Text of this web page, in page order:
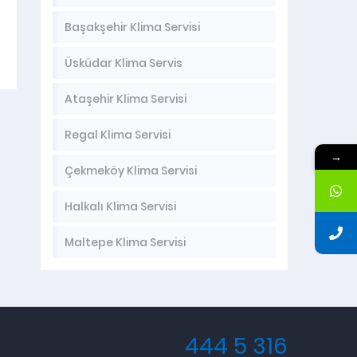
Başakşehir Klima Servisi
Üsküdar Klima Servis
Ataşehir Klima Servisi
Regal Klima Servisi
Çekmeköy Klima Servisi
Halkalı Klima Servisi
Maltepe Klima Servisi
444 5 316
→